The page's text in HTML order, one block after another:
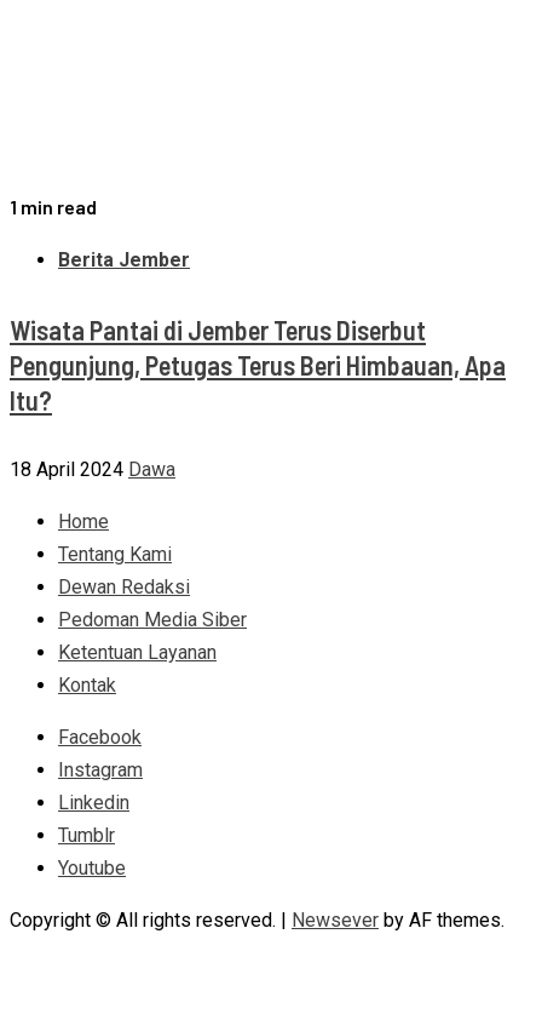
1 min read
Berita Jember
Wisata Pantai di Jember Terus Diserbut
Pengunjung, Petugas Terus Beri Himbauan, Apa
Itu?
18 April 2024 Dawa
Home
Tentang Kami
Dewan Redaksi
Pedoman Media Siber
Ketentuan Layanan
Kontak
Facebook
Instagram
Linkedin
Tumblr
Youtube
Copyright © All rights reserved. | Newsever by AF themes.